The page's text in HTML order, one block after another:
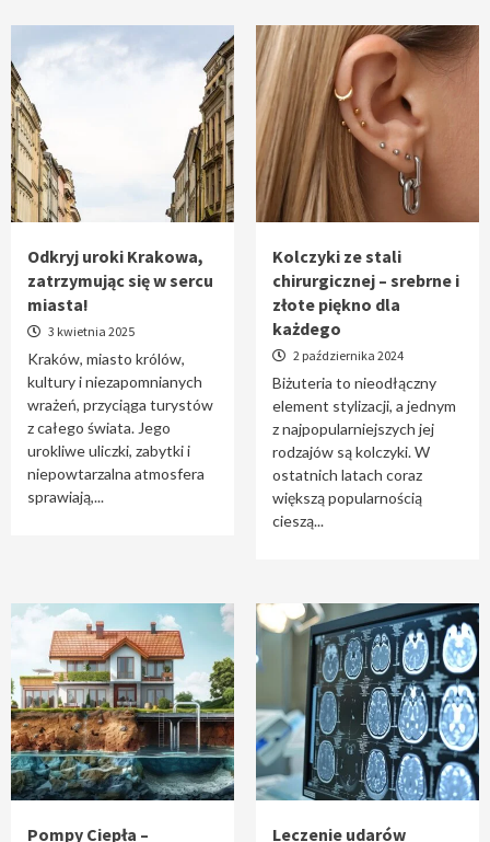
Odkryj uroki Krakowa,
zatrzymując się w sercu
miasta!
3 kwietnia 2025
Kraków, miasto królów,
kultury i niezapomnianych
wrażeń, przyciąga turystów
z całego świata. Jego
urokliwe uliczki, zabytki i
niepowtarzalna atmosfera
sprawiają,...
Kolczyki ze stali
chirurgicznej – srebrne i
złote piękno dla
każdego
2 października 2024
Biżuteria to nieodłączny
element stylizacji, a jednym
z najpopularniejszych jej
rodzajów są kolczyki. W
ostatnich latach coraz
większą popularnością
cieszą...
Pompy Ciepła –
Leczenie udarów